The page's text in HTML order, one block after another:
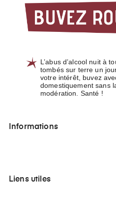
L’abus d’alcool nuit à
tombés sur terre un
votre intérêt, buvez
domestiquement sans
modération. Santé !
Informations
Liens utiles